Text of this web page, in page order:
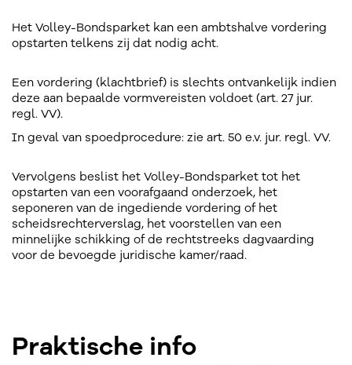
Het Volley-Bondsparket kan een ambtshalve vordering
opstarten telkens zij dat nodig acht.
Een vordering (klachtbrief) is slechts ontvankelijk indien
deze aan bepaalde vormvereisten voldoet (art. 27 jur.
regl. VV).
In geval van spoedprocedure: zie art. 50 e.v. jur. regl. VV.
Vervolgens beslist het Volley-Bondsparket tot het
opstarten van een voorafgaand onderzoek, het
seponeren van de ingediende vordering of het
scheidsrechterverslag, het voorstellen van een
minnelijke schikking of de rechtstreeks dagvaarding
voor de bevoegde juridische kamer/raad.
Praktische info